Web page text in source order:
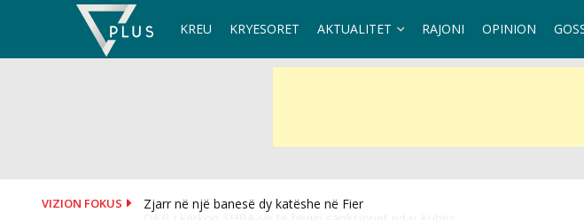
KREU KRYESORET AKTUALITET RAJONI OPINION
VIZION FOKUS OKB i kërkon SHBA-ve të heqin sanksionet ndaj Kubës